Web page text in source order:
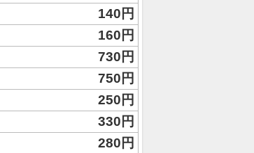
140円
160円
730円
750円
250円
330円
280円